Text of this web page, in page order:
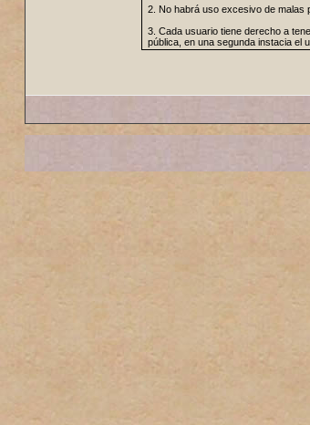
2. No habrá uso excesivo de malas
3. Cada usuario tiene derecho a
pública, en una segunda instacia el
6. Publicidad u ofrecimiento de
7. Se tratará de poner los
8. El usuario será responsable de
aceptará como excusa para el
9. Las firmas serán restringidas en
que no cumplan estas normas
medidas, cualquier post con este